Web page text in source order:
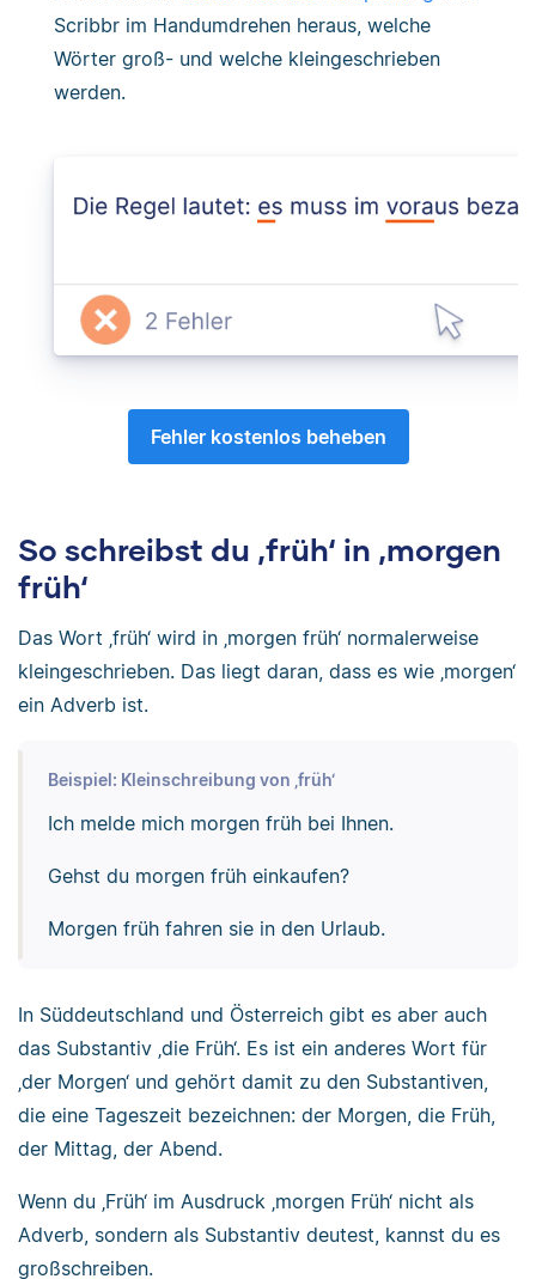
Scribbr im Handumdrehen heraus, welche
Wörter groß- und welche kleingeschrieben
werden.
Fehler kostenlos beheben
So schreibst du ‚früh‘ in ‚morgen
früh‘
Das Wort ‚früh‘ wird in ‚morgen früh‘ normalerweise
kleingeschrieben. Das liegt daran, dass es wie ‚morgen‘
ein Adverb ist.
Beispiel: Kleinschreibung von ‚früh‘
Ich melde mich morgen früh bei Ihnen.
Gehst du morgen früh einkaufen?
Morgen früh fahren sie in den Urlaub.
In Süddeutschland und Österreich gibt es aber auch
das Substantiv ‚die Früh‘. Es ist ein anderes Wort für
‚der Morgen‘ und gehört damit zu den Substantiven,
die eine Tageszeit bezeichnen: der Morgen, die Früh,
der Mittag, der Abend.
Wenn du ‚Früh‘ im Ausdruck ‚morgen Früh‘ nicht als
Adverb, sondern als Substantiv deutest, kannst du es
großschreiben.